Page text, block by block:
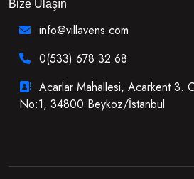
Bize Ulaşın
info@villavens.com
0(533) 678 32 68
Acarlar Mahallesi, Acarkent 3.
No:1, 34800 Beykoz/İstanbul